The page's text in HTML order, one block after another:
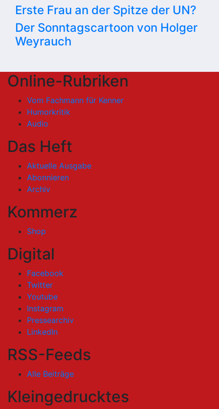
Erste Frau an der Spitze der UN?
Der Sonntagscartoon von Holger
Weyrauch
Online-Rubriken
Vom Fachmann für Kenner
Humorkritik
Audio
Das Heft
Aktuelle Ausgabe
Abonnieren
Archiv
Kommerz
Shop
Digital
Facebook
Twitter
Youtube
Instagram
Pressearchiv
LinkedIn
RSS-Feeds
Alle Beiträge
Kleingedrucktes